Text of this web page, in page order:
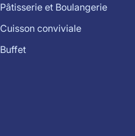
Pâtisserie et Boulangerie
Cuisson conviviale
Buffet